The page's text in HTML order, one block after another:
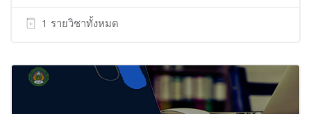
1 รายวิชาทั้งหมด